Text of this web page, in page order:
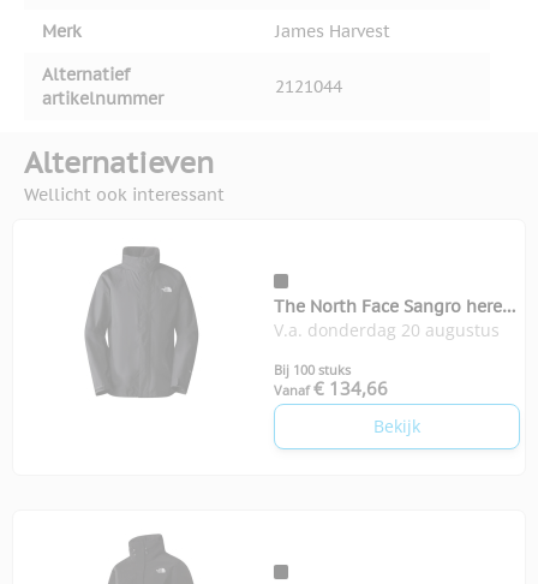
Merk
James Harvest
Alternatief
artikelnummer
2121044
Alternatieven
Wellicht ook interessant
The North Face Sangro heren
jas
V.a. donderdag 20 augustus
Bij 100 stuks
Vanaf € 134,66
Bekijk